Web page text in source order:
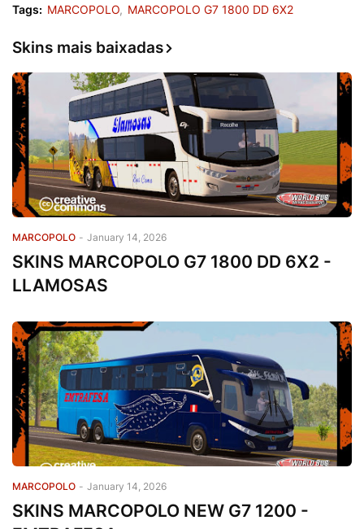
Tags: MARCOPOLO MARCOPOLO G7 1800 DD 6X2
Skins mais baixadas
MARCOPOLO - January 14, 2026
SKINS MARCOPOLO G7 1800 DD 6X2 -
LLAMOSAS
MARCOPOLO - January 14, 2026
SKINS MARCOPOLO NEW G7 1200 -